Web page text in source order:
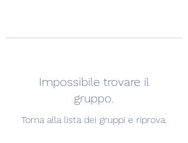
Impossibile trovare il
gruppo.
Torna alla lista dei gruppi e riprova.